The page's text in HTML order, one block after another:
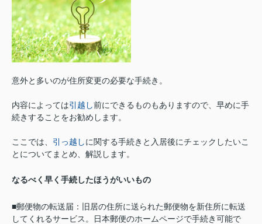
意外と多いのが住所変更の必要な手続き。
内容によっては引越し前にできるものもありますので、早めに手
続きすることをお勧めします。
ここでは、 引っ越しに関する手続きと入居後にチェックしたいこ
とについてまとめ、解説します。
なるべく早く手続したほうがいいもの
■郵便物の転送届：旧居の住所に送られた郵便物を新住所に転送
してくれるサービス。日本郵便のホームページで手続き可能で